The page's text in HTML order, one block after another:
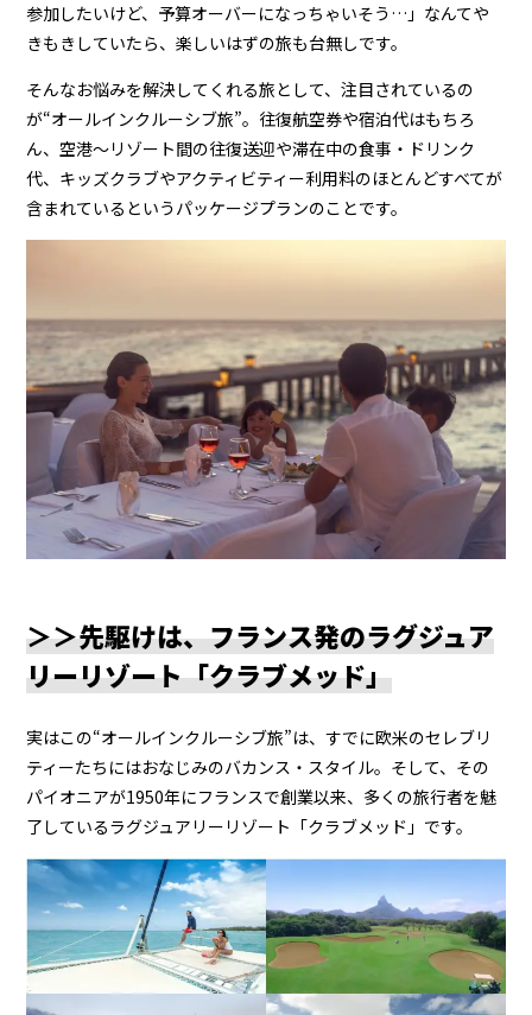
参加したいけど、予算オーバーになっちゃいそう…」なんてや
きもきしていたら、楽しいはずの旅も台無しです。
そんなお悩みを解決してくれる旅として、注目されているの
が“オールインクルーシブ旅”。往復航空券や宿泊代はもちろ
ん、空港〜リゾート間の往復送迎や滞在中の食事・ドリンク
代、キッズクラブやアクティビティー利用料のほとんどすべてが
含まれているというパッケージプランのことです。
＞＞先駆けは、フランス発のラグジュア
リーリゾート「クラブメッド」
実はこの“オールインクルーシブ旅”は、すでに欧米のセレブリ
ティーたちにはおなじみのバカンス・スタイル。そして、その
パイオニアが1950年にフランスで創業以来、多くの旅行者を魅
了しているラグジュアリーリゾート「クラブメッド」です。